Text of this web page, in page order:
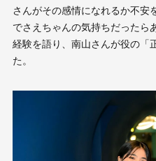
さんがその感情になれるか不安
でさえちゃんの気持ちだったら
経験を語り、南山さんが役の「
た。